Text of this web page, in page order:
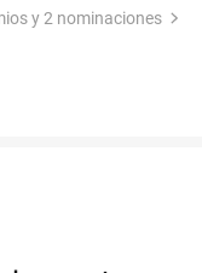
y 2 nominaciones